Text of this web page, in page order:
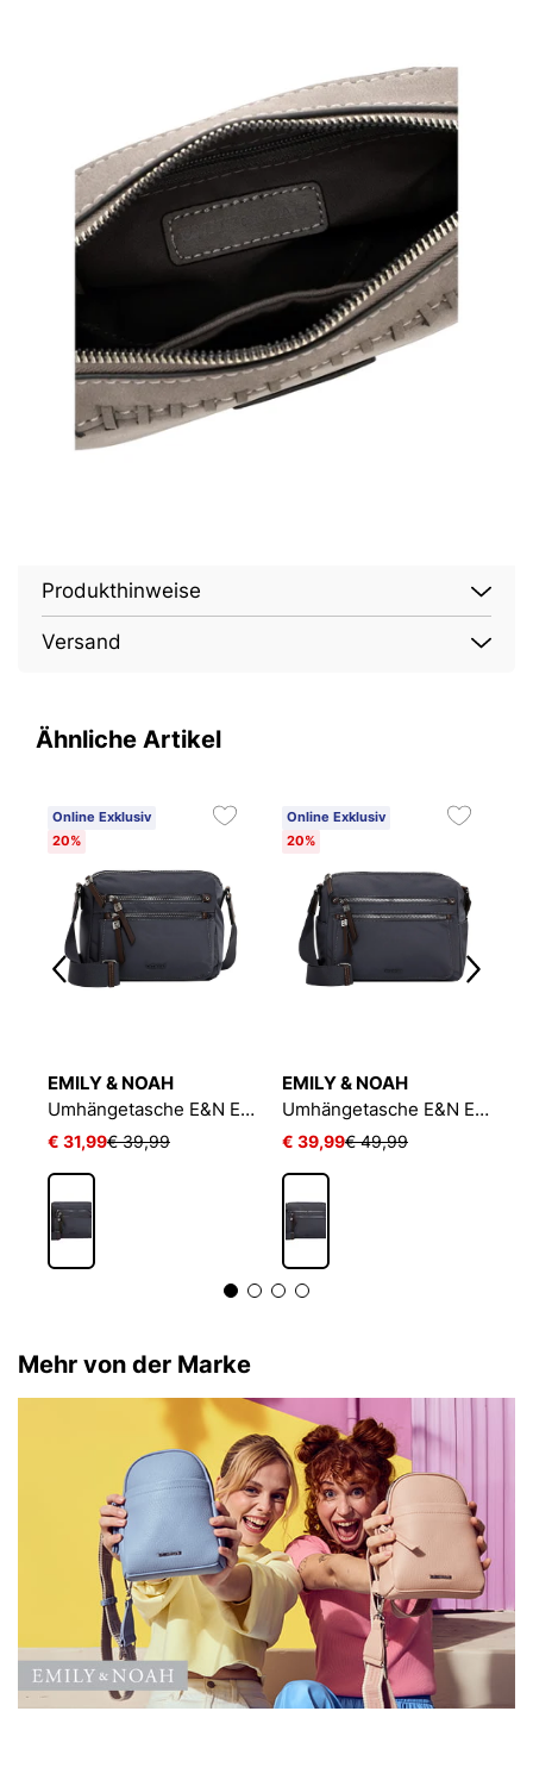
Produkthinweise
Versand
Ähnliche Artikel
Online Exklusiv
20%
EMILY & NOAH
Umhängetasche E&N Esther
€ 31,99€ 39,99
Online Exklusiv
20%
EMILY & NOAH
Umhängetasche E&N Esther
€ 39,99€ 49,99
Mehr von der Marke